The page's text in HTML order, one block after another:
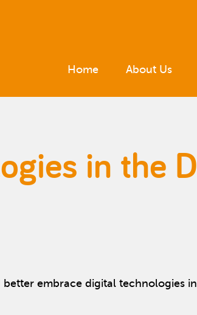
Home About Us
in the
embrace digital technologies